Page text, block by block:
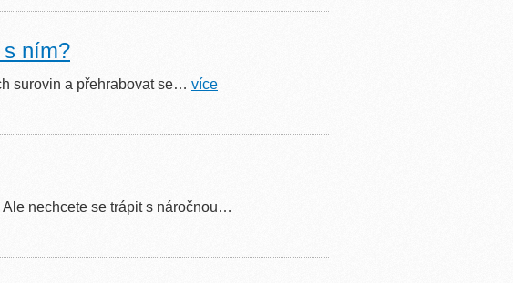
s ním?
surovin a přehrabovat se… více
nechcete se trápit s náročnou…